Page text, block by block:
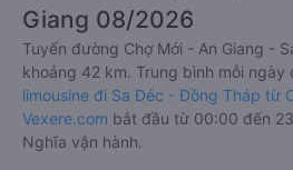
Giang 08/2026
Tuyến đường Chợ Mới - An Giang -
khoảng 42 km. Trung bình mỗi
limousine đi Sa Đéc - Đồng Tháp từ
Vexere.com bắt đầu từ 00:00 đến
Nghĩa vận hành.